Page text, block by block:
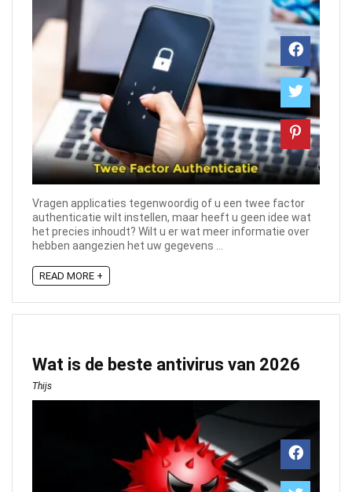
Vragen applicaties tegenwoordig of u een twee factor
authenticatie wilt instellen, maar heeft u geen idee wat
het precies inhoudt? Wilt u er wat meer informatie over
hebben aangezien het uw gegevens ...
READ MORE +
Wat is de beste antivirus van 2026
Thijs